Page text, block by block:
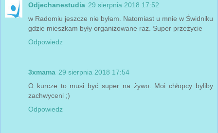
Odjechanestudia 29 sierpnia 2018 17:52
w Radomiu jeszcze nie byłam. Natomiast u mnie w Świdniku
gdzie mieszkam były organizowane raz. Super przeżycie
Odpowiedz
3xmama 29 sierpnia 2018 17:54
O kurcze to musi być super na żywo. Moi chłopcy byliby
zachwyceni ;)
Odpowiedz